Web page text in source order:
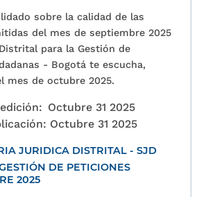
sobre la calidad de las
del mes de septiembre 2025
para la Gestión de
- Bogotá te escucha,
mes de octubre 2025.
Octubre 31 2025
Octubre 31 2025
JURIDICA DISTRITAL - SJD
DE PETICIONES
2025